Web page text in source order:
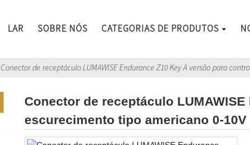
LAR SOBRE NÓS CATEGORIAS DE PRODUTOS
Conector de receptáculo LUMAWISE Endurance Z10 Key A versão para
Conector de receptáculo
escurecimento tipo americano 0-10V